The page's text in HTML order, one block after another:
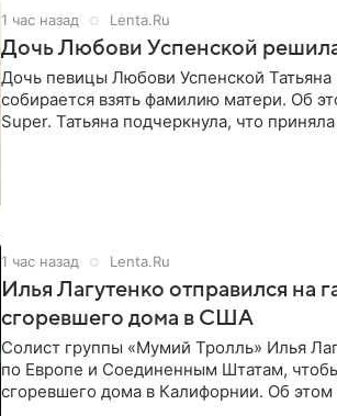
1 час назад Lenta.Ru
Дочь Любови Успенской
Дочь певицы Любови Успенской Татьяна
собирается взять фамилию матери. Об
Super. Татьяна подчеркнула, что
1 час назад Lenta.Ru
Илья Лагутенко отправился на
сгоревшего дома в США
Солист группы «Мумий Тролль» Илья
по Европе и Соединенным Штатам,
сгоревшего дома в Калифорнии. Об этом